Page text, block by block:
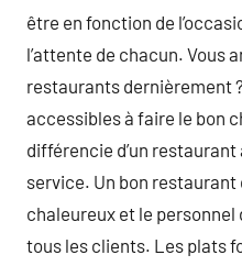
être en fonction de
l’attente de chacun. Vous
restaurants dernièrement
accessibles à faire le bon
différencie d’un
service. Un bon
chaleureux et le
tous les clients. Les plats